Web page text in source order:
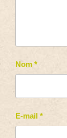
Nom *
E-mail *